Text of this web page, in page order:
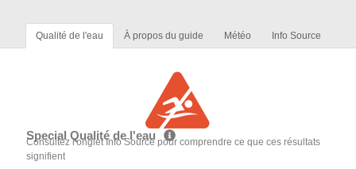
Qualité de l'eau À propos du guide Météo Info Source
Special Qualité de l'eau
Consultez l'onglet Info Source pour comprendre ce que ces résultats
signifient